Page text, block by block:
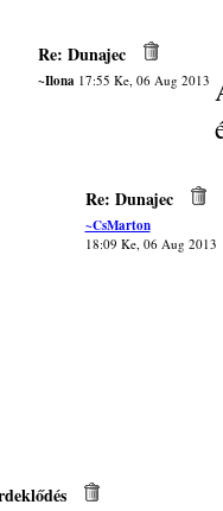
Re: Dunajec
~Ilona17:55 Ke, 06 Aug 2013
Re: Dunajec
~CsMarton
18:09 Ke, 06 Aug 2013